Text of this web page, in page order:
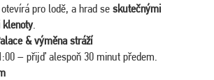
pro lodě, a hrad se skutečnými
klenoty.
& výměna stráží
– přijď alespoň 30 minut předem.